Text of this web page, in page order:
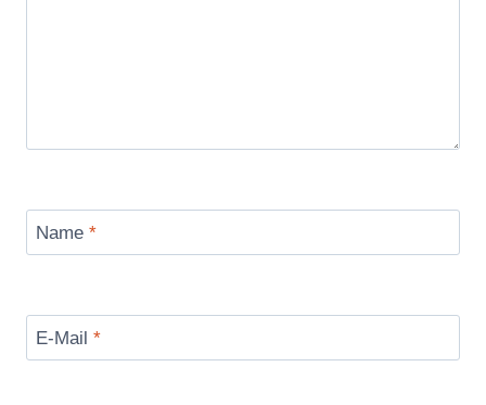
Name *
E-Mail *